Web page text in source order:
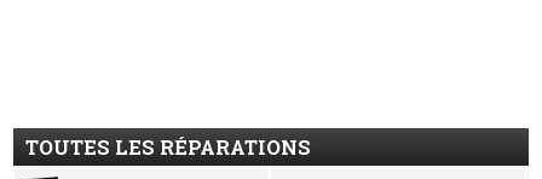
TOUTES LES RÉPARATIONS